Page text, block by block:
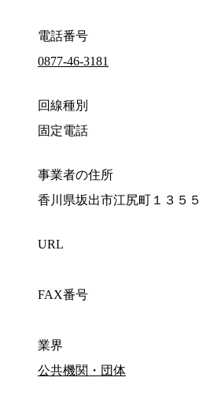
電話番号
0877-46-3181
回線種別
固定電話
事業者の住所
香川県坂出市江尻町１３５５
URL
FAX番号
業界
公共機関・団体